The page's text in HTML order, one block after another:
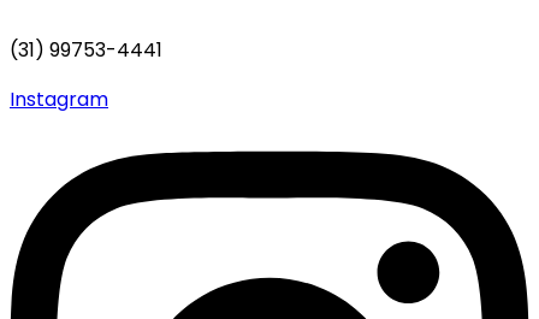
(31) 99753-4441
Instagram